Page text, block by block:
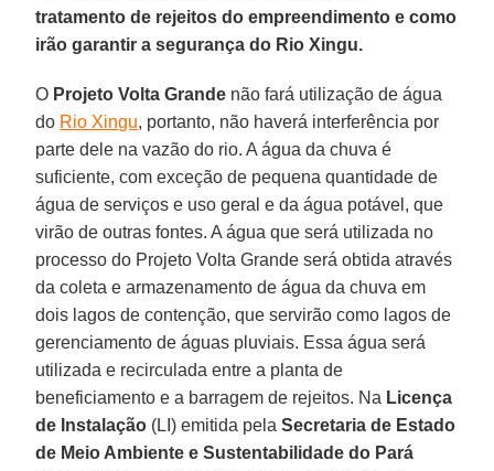
tratamento de rejeitos do empreendimento e como
irão garantir a segurança do Rio Xingu.
O Projeto Volta Grande não fará utilização de água
do Rio Xingu, portanto, não haverá interferência por
parte dele na vazão do rio. A água da chuva é
suficiente, com exceção de pequena quantidade de
água de serviços e uso geral e da água potável, que
virão de outras fontes. A água que será utilizada no
processo do Projeto Volta Grande será obtida através
da coleta e armazenamento de água da chuva em
dois lagos de contenção, que servirão como lagos de
gerenciamento de águas pluviais. Essa água será
utilizada e recirculada entre a planta de
beneficiamento e a barragem de rejeitos. Na Licença
de Instalação (LI) emitida pelaSecretaria de Estado
de Meio Ambiente e Sustentabilidade do Pará